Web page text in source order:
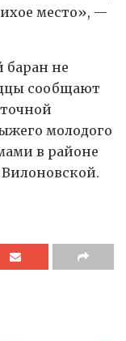
место», —
баран не
сообщают
молодого
в районе